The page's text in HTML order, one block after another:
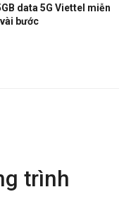
data 5G Viettel miễn
bước
trình